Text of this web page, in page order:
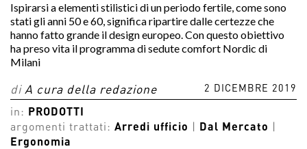
Ispirarsi a elementi stilistici di un periodo fertile, come sono
stati gli anni 50 e 60, significa ripartire dalle certezze che
hanno fatto grande il design europeo. Con questo obiettivo
ha preso vita il programma di sedute comfort Nordic di
Milani
di A cura della redazione 2 DICEMBRE 2019
in:
PRODOTTI
argomenti trattati: Arredi ufficio Dal Mercato
Ergonomia